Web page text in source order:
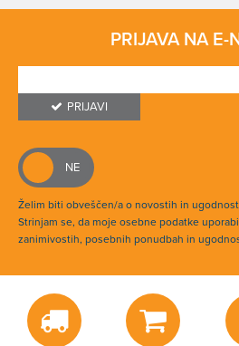
PRIJAVA NA E-
PRIJAVI
Želim biti obveščen/a o novostih in
Strinjam se, da moje osebne podatke
zanimivostih, posebnih ponudbah in